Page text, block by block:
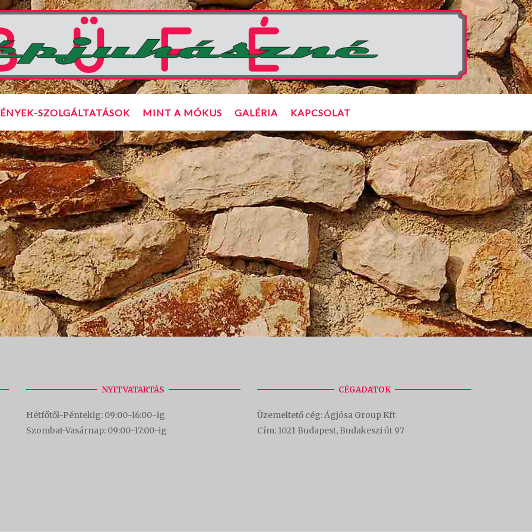
SZOLGÁLTATÁSOK MINT A MÓKUS GALÉRIA KAPCSOLAT
NYITVATARTÁS
Hétfőtől-Péntekig: 09:00-16:00-ig
Szombat-Vasárnap: 09:00-17:00-ig
CÉGADATOK
Üzemeltető cég: Ágjósa Group Kft
Cím: 1021 Budapest, Budakeszi út 97